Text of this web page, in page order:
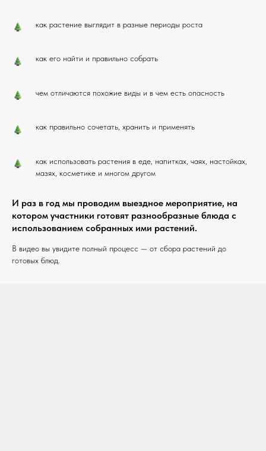
как растение выглядит в разные периоды роста
как его найти и правильно собрать
чем отличаются похожие виды и в чем есть опасность
как правильно сочетать, хранить и применять
как использовать растения в еде, напитках, чаях, настойках,
мазях, косметике и многом другом
И раз в год мы проводим выездное мероприятие, на
котором участники готовят разнообразные блюда с
использованием собранных ими растений.
В видео вы увидите полный процесс — от сбора растений до
готовых блюд.